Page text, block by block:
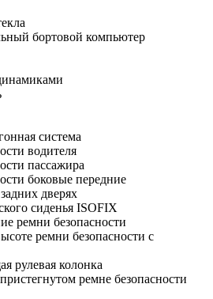
бортовой компьютер
система
водителя
пассажира
боковые передние
дверях
сиденья ISOFIX
ремни безопасности
ремни безопасности с
рулевая колонка
ремне безопасности